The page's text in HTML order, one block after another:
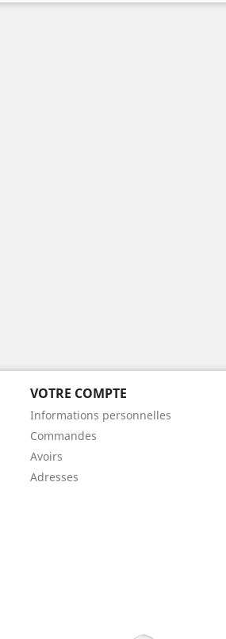
VOTRE COMPTE
Informations personnelles
Commandes
Avoirs
Adresses